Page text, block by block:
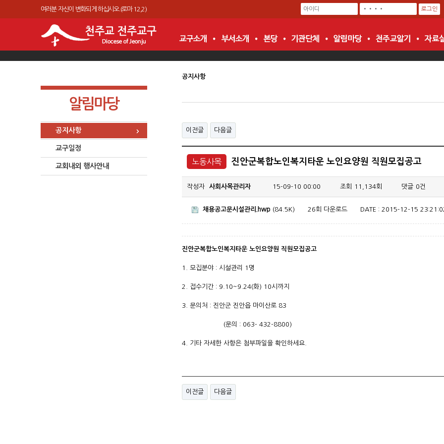
여러분 자신이 변화되게 하십시오.(로마 12,2)
알림마당
공지사항
교구일정
교회내외 행사안내
공지사항
이전글 다음글
노동사목 진안군복합노인복지타운 노인요양원 직원모집공고
작성자 사회사목관리자 15-09-10 00:00 조회 11,134회 댓글 0건
채용공고문시설관리.hwp (84.5K) 26회 다운로드 DATE : 2015-12-15
진안군복합노인복지타운 노인요양원 직원모집공고
1. 모집분야 : 시설관리 1명
2. 접수기간 : 9.10~9.24(화) 10시까지
3. 문의처 : 진안군 진안읍 마이산로 83
(문의 : 063- 432-8800)
4. 기타 자세한 사항은 첨부파일을 확인하세요.
이전글 다음글